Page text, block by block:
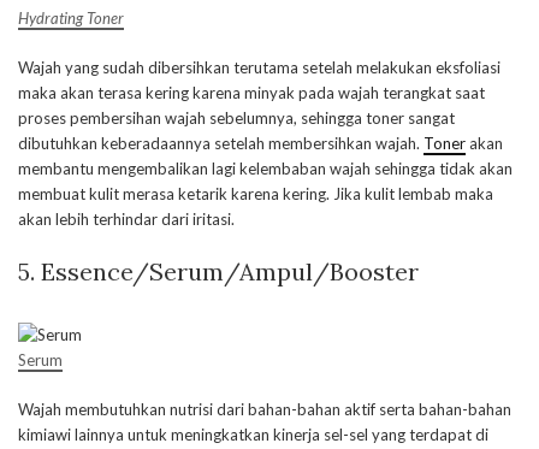
Hydrating Toner
Wajah yang sudah dibersihkan terutama setelah melakukan eksfoliasi
maka akan terasa kering karena minyak pada wajah terangkat saat
proses pembersihan wajah sebelumnya, sehingga toner sangat
dibutuhkan keberadaannya setelah membersihkan wajah. Tonerakan
membantu mengembalikan lagi kelembaban wajah sehingga tidak akan
membuat kulit merasa ketarik karena kering. Jika kulit lembab maka
akan lebih terhindar dari iritasi.
5. Essence/Serum/Ampul/Booster
Serum
Wajah membutuhkan nutrisi dari bahan-bahan aktif serta bahan-bahan
kimiawi lainnya untuk meningkatkan kinerja sel-sel yang terdapat di